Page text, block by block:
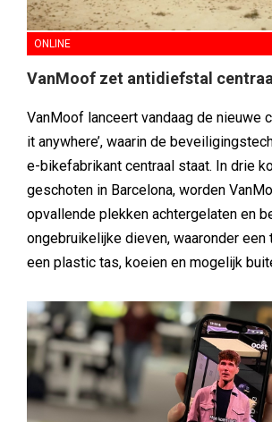
ONLINE
VanMoof zet antidiefstal
​VanMoof lanceert vandaag de nieuwe
it anywhere’, waarin de
e-bikefabrikant centraal staat. In drie
geschoten in Barcelona, worden
opvallende plekken achtergelaten en
ongebruikelijke dieven, waaronder een
een plastic tas, koeien en mogelijk